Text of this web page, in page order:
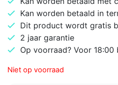
Kan worden betaald in
Dit product wordt gratis
2 jaar garantie
Op voorraad? Voor
Niet op voorraad